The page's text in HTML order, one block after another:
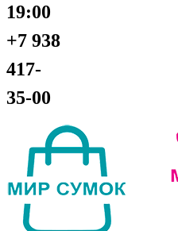
19:00
+7 938
417-
35-00